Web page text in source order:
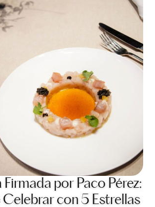
Firmada por Paco Pérez:
Celebrar con 5 Estrellas